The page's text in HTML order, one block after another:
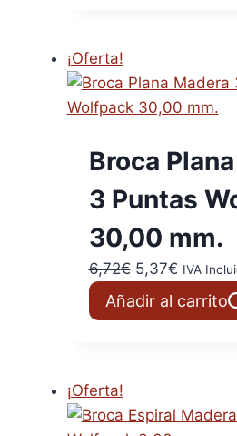
¡Oferta!
Broca
3 Puntas
30,00 mm.
6,72€ El
precio
original
5,37€El
precio
actual
IVA
Añadir al carrito
¡Oferta!